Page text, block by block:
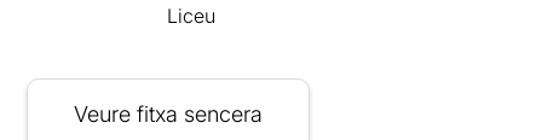
Liceu
Veure fitxa sencera